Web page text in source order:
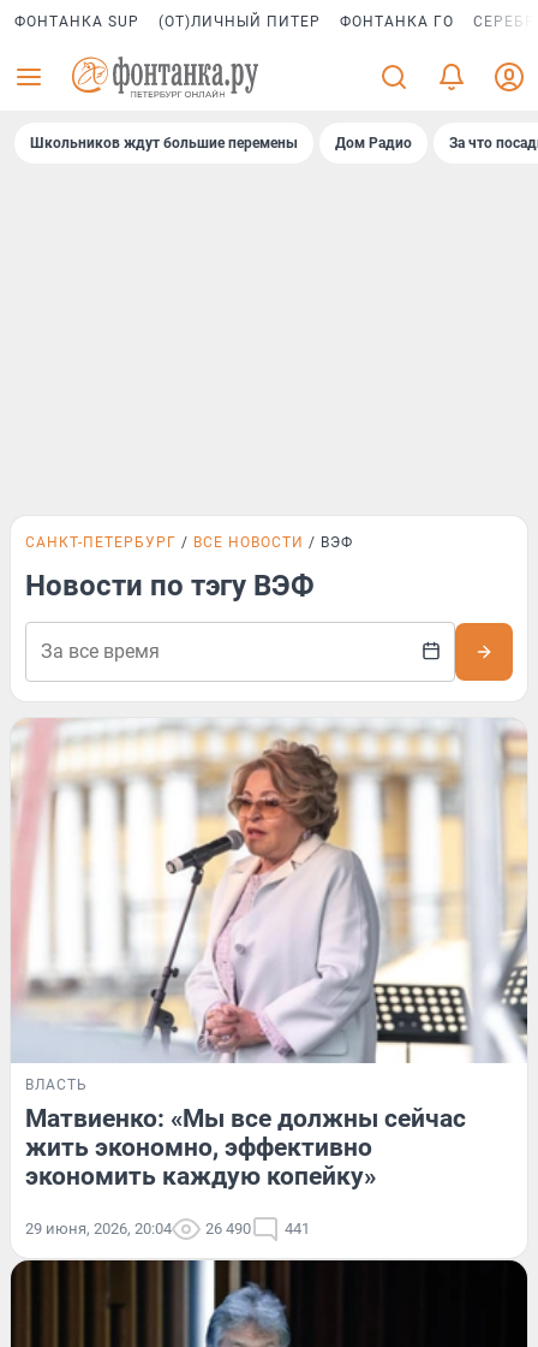
ФОНТАНКА SUP (ОТ)ЛИЧНЫЙ ПИТЕР ФОНТАНКА ГО
Школьников ждут большие перемены Дом Радио За что
САНКТ-ПЕТЕРБУРГ ВСЕ НОВОСТИ ВЭФ
Новости по тэгу ВЭФ
ВЛАСТЬ
Матвиенко: «Мы все должны сейчас
жить экономно, эффективно
экономить каждую копейку»
29 июня, 2026, 20:04 26 490 441